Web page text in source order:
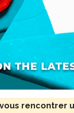
rencontrer